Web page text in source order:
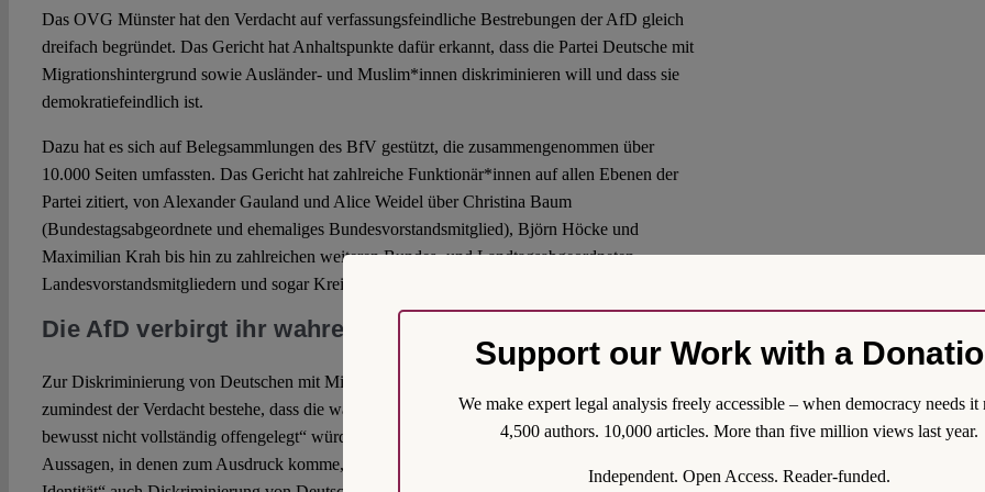
Das OVG Münster hat den Verdacht auf verfassungsfeindliche Bestrebungen der AfD gleich
dreifach begründet. Das Gericht hat Anhaltspunkte dafür erkannt, dass die Partei Deutsche mit
Migrationshintergrund sowie Ausländer- und Muslim*innen diskriminieren will und dass sie
demokratiefeindlich ist.
Dazu hat es sich auf Belegsammlungen des BfV gestützt, die zusammengenommen über
10.000 Seiten umfassten. Das Gericht hat zahlreiche Funktionär*innen auf allen Ebenen der
Partei zitiert, von Alexander Gauland und Alice Weidel über Christina Baum
(Bundestagsabgeordnete und ehemaliges Bundesvorstandsmitglied), Björn Höcke und
Maximilian Krah bis hin zu zahlreichen weiteren Bundes- und Landtagsabgeordneten,
Landesvorstandsmitgliedern und sogar Kreisverbandsvorsitzenden.
Die AfD verbirgt ihr wahres Gesicht
Zur Diskriminierung von Deutschen mit Migrationshintergrund stellt das Gericht fest, dass
zumindest der Verdacht bestehe, dass die wahren Ziele der Partei „aus taktischem Kalkül
bewusst nicht vollständig offengelegt“ würden. Das stützt es auf zahlreiche abwertende
Aussagen, in denen zum Ausdruck komme, dass es zur Bewahrung der „ethnisch-kulturellen
Support our Work with a
We make expert legal analysis freely accessible – when democracy needs it
4,500 authors. 10,000 articles. More than five million views last year.
Independent. Open Access. Reader-funded.